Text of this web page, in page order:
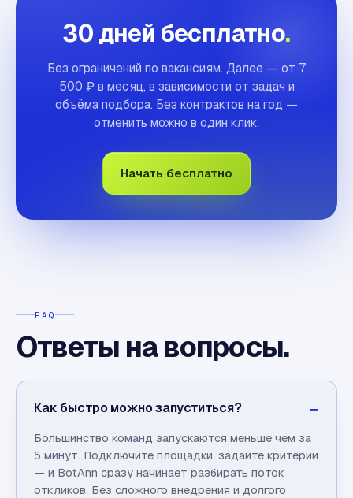
30 дней бесплатно.
Без ограничений по вакансиям. Далее — от 7
500 ₽ в месяц, в зависимости от задач и
объёма подбора. Без контрактов на год —
отменить можно в один клик.
Начать бесплатно
FAQ
Ответы на вопросы.
Как быстро можно запуститься?
Большинство команд запускаются меньше чем за
5 минут. Подключите площадки, задайте критерии
— и BotAnn сразу начинает разбирать поток
откликов. Без сложного внедрения и долгого